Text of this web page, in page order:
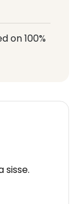
on 100%
sisse.